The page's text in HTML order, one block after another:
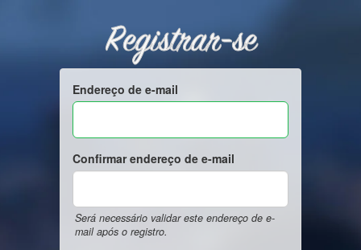
Registrar-se
Endereço de e-mail
Confirmar endereço de e-mail
Será necessário validar este endereço de e-
mail após o registro.